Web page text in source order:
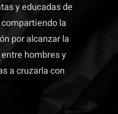
y educadas de
la
por alcanzar la
hombres y
a cruzarla con